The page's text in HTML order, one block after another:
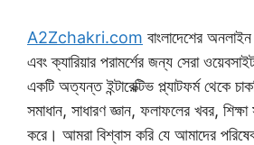
A2Zchakri.com বাংলাদেশের
এবং ক্যারিয়ার পরামর্শের জন্য সেরা
একটি অত্যন্ত ইন্টারেক্টিভ প্ল্যাটফর্ম থেকে
সমাধান, সাধারণ জ্ঞান, ফলাফলের খবর,
করে। আমরা বিশ্বাস করি যে আমাদের